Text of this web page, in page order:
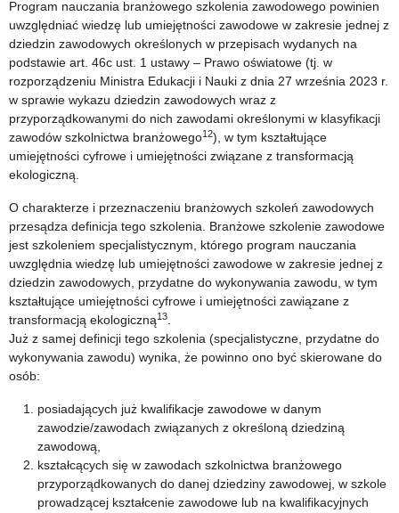
Program nauczania branżowego szkolenia zawodowego powinien
uwzględniać wiedzę lub umiejętności zawodowe w zakresie jednej z
dziedzin zawodowych określonych w przepisach wydanych na
podstawie art. 46c ust. 1 ustawy – Prawo oświatowe (tj. w
rozporządzeniu Ministra Edukacji i Nauki z dnia 27 września 2023 r.
w sprawie wykazu dziedzin zawodowych wraz z
przyporządkowanymi do nich zawodami określonymi w klasyfikacji
zawodów szkolnictwa branżowego12), w tym kształtujące
umiejętności cyfrowe i umiejętności związane z transformacją
ekologiczną.
O charakterze i przeznaczeniu branżowych szkoleń zawodowych
przesądza definicja tego szkolenia. Branżowe szkolenie zawodowe
jest szkoleniem specjalistycznym, którego program nauczania
uwzględnia wiedzę lub umiejętności zawodowe w zakresie jednej z
dziedzin zawodowych, przydatne do wykonywania zawodu, w tym
kształtujące umiejętności cyfrowe i umiejętności zawiązane z
transformacją ekologiczną13.
Już z samej definicji tego szkolenia (specjalistyczne, przydatne do
wykonywania zawodu) wynika, że powinno ono być skierowane do
osób:
posiadających już kwalifikacje zawodowe w danym
zawodzie/zawodach związanych z określoną dziedziną
zawodową,
kształcących się w zawodach szkolnictwa branżowego
przyporządkowanych do danej dziedziny zawodowej, w szkole
prowadzącej kształcenie zawodowe lub na kwalifikacyjnych